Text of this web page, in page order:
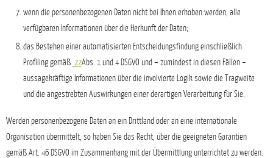
wenn die personenbezogenen Daten nicht bei Ihnen erhoben werden, alle
verfügbaren Informationen über die Herkunft der Daten;
das Bestehen einer automatisierten Entscheidungsfindung einschließlich
Profiling gemäß 22Abs. 1 und 4 DSGVO und – zumindest in diesen Fällen –
aussagekräftige Informationen über die involvierte Logik sowie die Tragweite
und die angestrebten Auswirkungen einer derartigen Verarbeitung für Sie.
Werden personenbezogene Daten an ein Drittland oder an eine internationale
Organisation übermittelt, so haben Sie das Recht, über die geeigneten Garantien
gemäß Art. 46 DSGVO im Zusammenhang mit der Übermittlung unterrichtet zu werden.